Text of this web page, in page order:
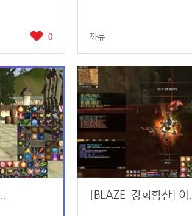
0 까뮤
[BLAZE_강화합산] 이...